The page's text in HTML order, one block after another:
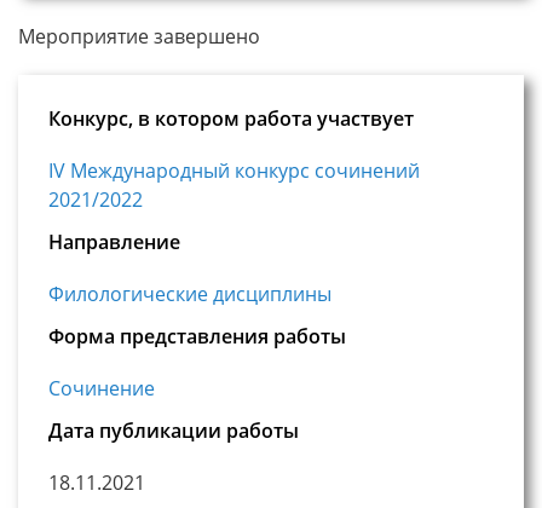
Мероприятие завершено
Конкурс, в котором работа участвует
IV Международный конкурс сочинений
2021/2022
Направление
Филологические дисциплины
Форма представления работы
Сочинение
Дата публикации работы
18.11.2021